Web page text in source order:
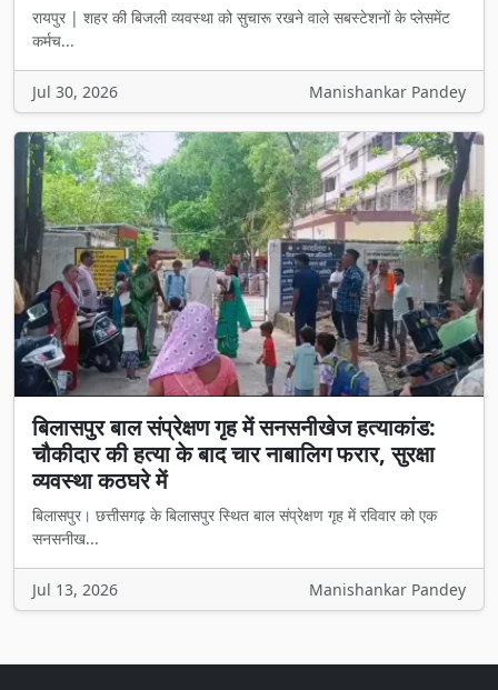
रायपुर | शहर की बिजली व्यवस्था को सुचारू रखने वाले सबस्टेशनों के प्लेसमेंट
कर्मच...
Jul 30, 2026 Manishankar Pandey
बिलासपुर बाल संप्रेक्षण गृह में सनसनीखेज हत्याकांड:
चौकीदार की हत्या के बाद चार नाबालिग फरार, सुरक्षा
व्यवस्था कठघरे में
बिलासपुर। छत्तीसगढ़ के बिलासपुर स्थित बाल संप्रेक्षण गृह में रविवार को एक
सनसनीख...
Jul 13, 2026 Manishankar Pandey